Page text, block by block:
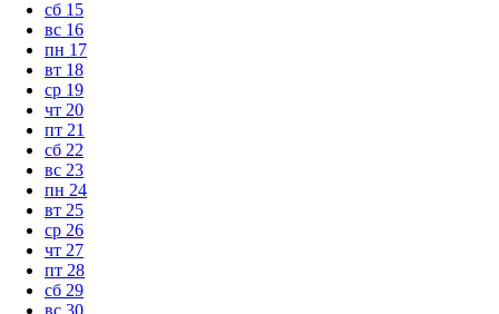
сб 15
вс 16
пн 17
вт 18
ср 19
чт 20
пт 21
сб 22
вс 23
пн 24
вт 25
ср 26
чт 27
пт 28
сб 29
вс 30